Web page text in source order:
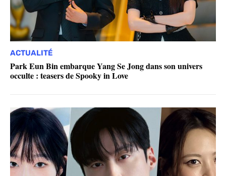
ACTUALITÉ
Park Eun Bin embarque Yang Se Jong dans son univers
occulte : teasers de Spooky in Love